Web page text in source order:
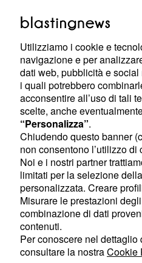
Manuel ha annunciato che
aggiornando tutti i loro fan.
tra noi non possono essere
aggiungendo che ci hanno
non possono andare avanti
la sua strada, senza rancori"
ringraziando tutti coloro che
questi mesi di relazione. Il
Utilizziamo i cookie e
navigazione e per
dati web, pubblicità e
i quali potrebbero
acconsentire all’uso di tali
scelte, anche
“Personalizza”.
Chiudendo questo banner
non consentono l’utilizzo
Noi e i nostri partner
limitati per la selezione
personalizzata. Creare
Misurare le prestazioni
combinazione di dati
contenuti.
Per conoscere nel
consultare la nostraCookie